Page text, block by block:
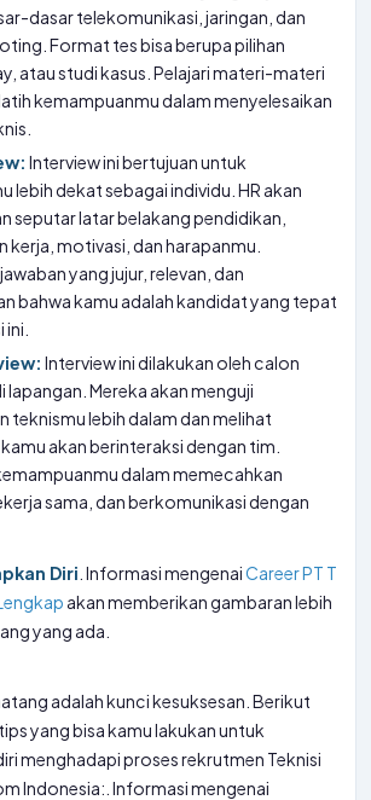
dasar telekomunikasi, jaringan, dan
Format tes bisa berupa pilihan
atau studi kasus. Pelajari materi-materi
kemampuanmu dalam menyelesaikan
Interview ini bertujuan untuk
lebih dekat sebagai individu. HR akan
seputar latar belakang pendidikan,
kerja, motivasi, dan harapanmu.
yang jujur, relevan, dan
bahwa kamu adalah kandidat yang tepat
Interview ini dilakukan oleh calon
lapangan. Mereka akan menguji
teknismu lebih dalam dan melihat
akan berinteraksi dengan tim.
dalam memecahkan
sama, dan berkomunikasi dengan
Diri . Informasi mengenaiCareer PT T
akan memberikan gambaran lebih
yang ada.
adalah kunci kesuksesan. Berikut
yang bisa kamu lakukan untuk
menghadapi proses rekrutmen Teknisi
Indonesia:. Informasi mengenai